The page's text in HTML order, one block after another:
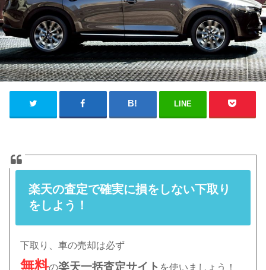
LINE
楽天の査定で確実に損をしない下取り
をしよう！
下取り、車の売却は必ず
無料の楽天一括査定サイト を使いましょう！